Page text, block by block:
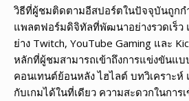
วิธีที่ผู้ชมติดตามอีสปอร์ตในปัจจุบันถูกก
แพลตฟอร์มดิจิทัลที่พัฒนาอย่างรวดเร็ว
ย่าง Twitch, YouTube Gaming และ
หลักที่ผู้ชมสามารถเข้าถึงการแข่งขันแ
คอนเทนต์ย้อนหลัง ไฮไลต์ บทวิเคราะห์
กับเกมได้ในที่เดียว ความสะดวกในการ